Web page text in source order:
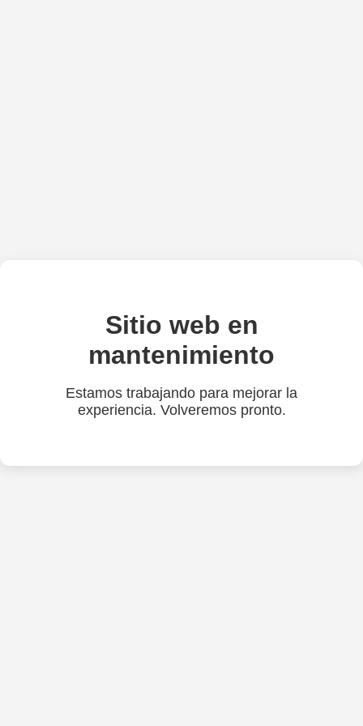
Sitio web en
mantenimiento
Estamos trabajando para mejorar la
experiencia. Volveremos pronto.